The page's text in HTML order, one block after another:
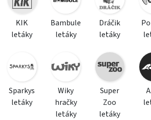
KIK
letáky
Bambule
letáky
Dráčik
letáky
Sparkys
letáky
Wiky
hračky
letáky
Super
Zoo
letáky